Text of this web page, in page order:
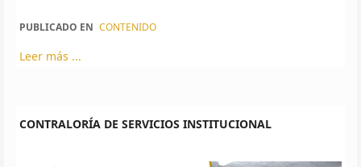
PUBLICADO EN CONTENIDO
Leer más ...
CONTRALORÍA DE SERVICIOS INSTITUCIONAL